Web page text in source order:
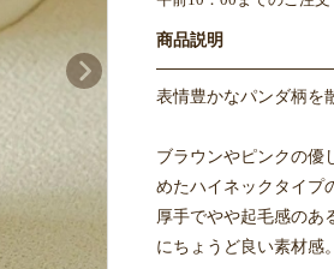
商品説明
表情豊かなパンダ柄を
ブラウンやピンクの優
めたハイネックタイプ
厚手でやや起毛感のあ
にちょうど良い素材感。